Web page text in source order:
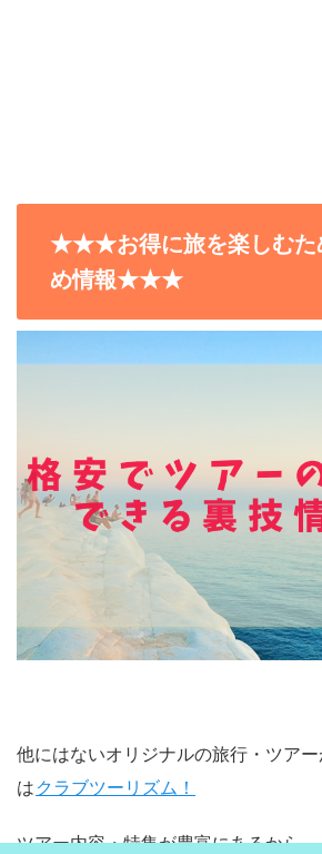
★★★お得に旅を楽しむた
め情報★★★
他にはないオリジナルの旅行・ツア
は クラブツーリズム！
ツアー内容・特集が豊富にあるから